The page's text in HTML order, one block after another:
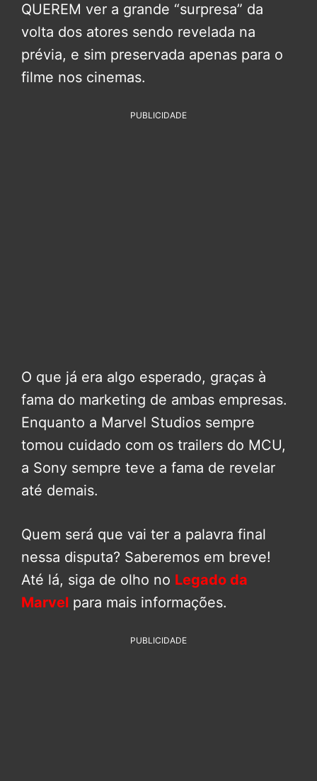
QUEREM ver a grande “surpresa” da
volta dos atores sendo revelada na
prévia, e sim preservada apenas para o
filme nos cinemas.
PUBLICIDADE
O que já era algo esperado, graças à
fama do marketing de ambas empresas.
Enquanto a Marvel Studios sempre
tomou cuidado com os trailers do MCU,
a Sony sempre teve a fama de revelar
até demais.
Quem será que vai ter a palavra final
nessa disputa? Saberemos em breve!
Até lá, siga de olho no Legado da
Marvel para mais informações.
PUBLICIDADE